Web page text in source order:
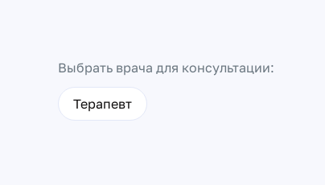
Выбрать врача для консультации:
Терапевт